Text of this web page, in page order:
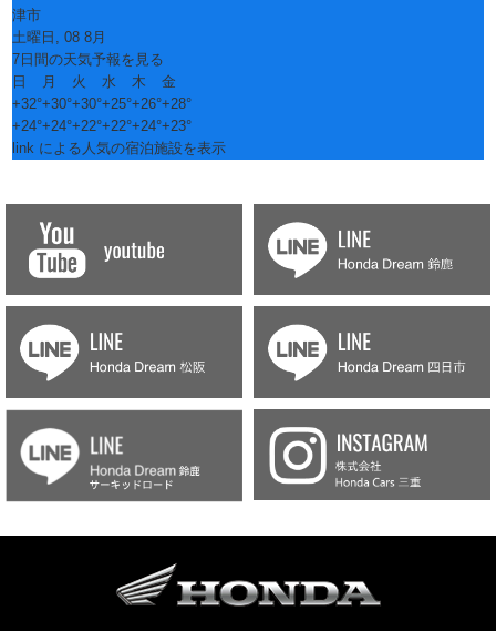
津市
土曜日, 08 8月
7日間の天気予報を見る
日
月 火 水 木
金
+32°+30°+30°+25°+26°+28°
+24°+24°+22°+22°+24°+23°
link による人気の宿泊施設を表示